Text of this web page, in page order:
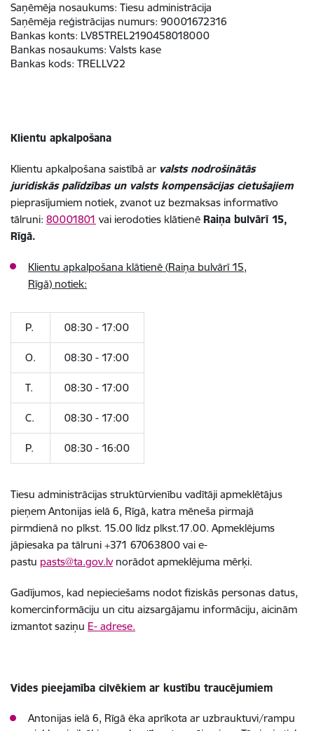
Saņēmēja nosaukums: Tiesu administrācija
Saņēmēja reģistrācijas numurs: 90001672316
Bankas konts: LV85TREL2190458018000
Bankas nosaukums: Valsts kase
Bankas kods: TRELLV22
Klientu apkalpošana
Klientu apkalpošana saistībā ar valsts nodrošinātās
juridiskās palīdzības un valsts kompensācijas cietušajiem
pieprasījumiem notiek, zvanot uz bezmaksas informatīvo
tālruni: 80001801 vai ierodoties klātienē Raiņa bulvārī 15,
Rīgā.
Klientu apkalpošana klātienē (Raiņa bulvārī 15,
Rīgā) notiek:
P. 08:30 - 17:00
O. 08:30 - 17:00
T. 08:30 - 17:00
C. 08:30 - 17:00
P. 08:30 - 16:00
Tiesu administrācijas struktūrvienību vadītāji apmeklētājus
pieņem Antonijas ielā 6, Rīgā, katra mēneša pirmajā
pirmdienā no plkst. 15.00 līdz plkst.17.00. Apmeklējums
jāpiesaka pa tālruni +371 67063800 vai e-
pastu pasts@ta.gov.lvnorādot apmeklējuma mērķi.
Gadījumos, kad nepieciešams nodot fiziskās personas datus,
komercinformāciju un citu aizsargājamu informāciju, aicinām
izmantot saziņu E- adrese.
Vides pieejamība cilvēkiem ar kustību traucējumiem
Antonijas ielā 6, Rīgā ēka aprīkota ar uzbrauktuvi/rampu